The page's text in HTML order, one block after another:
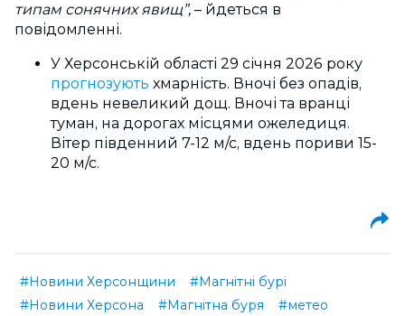
типам сонячних явищ”, – йдеться в
повідомленні.
У Херсонській області 29 січня 2026 року
прогнозують хмарність. Вночі без опадів,
вдень невеликий дощ. Вночі та вранці
туман, на дорогах місцями ожеледиця.
Вітер південний 7-12 м/с, вдень пориви 15-
20 м/с.
#Новини Херсонщини
#Магнітні бурі
#Новини Херсона
#Магнітна буря #метео